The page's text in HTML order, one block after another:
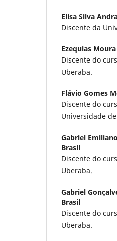
Elisa Silva
Discente da
Ezequias
Discente do
Uberaba.
Flávio Gomes
Discente do
Universidade
Gabriel
Brasil
Discente do
Uberaba.
Gabriel
Brasil
Discente do
Uberaba.